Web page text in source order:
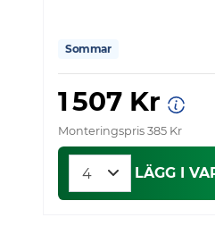
Sommar
1 507 Kr
Monteringspris 385 Kr
LÄGG I